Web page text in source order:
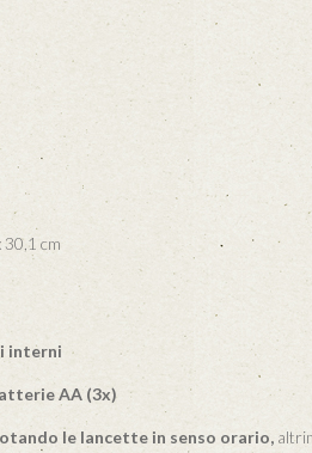
30,1 cm
interni
AA (3x)
le lancette in senso orario,